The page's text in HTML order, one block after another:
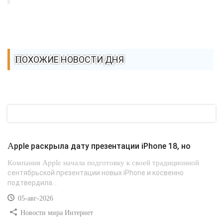
ПОХОЖИЕ НОВОСТИ ДНЯ
Apple раскрыла дату презентации iPhone 18, но
Компания Apple начала подготовку к своей традиционной
сентябрьской презентации новых iPhone и косвенно
подтвердила...
05-авг-2026
Новости мира Интернет